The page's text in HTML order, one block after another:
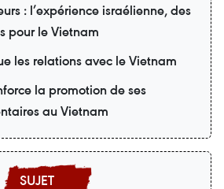
: l’expérience israélienne, des
pour le Vietnam
les relations avec le Vietnam
la promotion de ses
au Vietnam